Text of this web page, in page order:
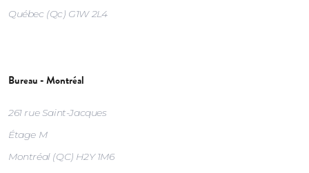
Québec (Qc) G1W 2L4
Bureau - Montréal
261 rue Saint-Jacques
Étage M
Montréal (QC) H2Y 1M6